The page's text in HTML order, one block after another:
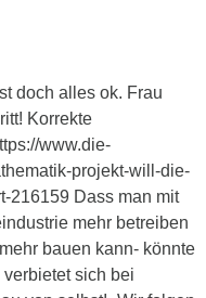
doch alles ok. Frau
Korrekte
www.die-
projekt-will-die-
216159 Dass man mit
mehr betreiben
bauen kann- könnte
sich bei